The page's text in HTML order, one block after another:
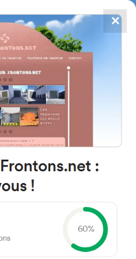
UN FRONTON
FRONTON
03502
Spain
✕